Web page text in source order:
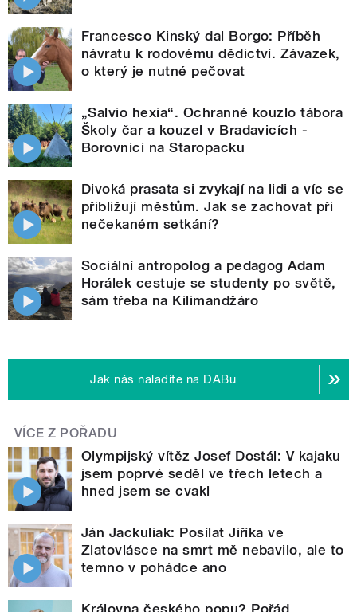
Francesco Kinský dal Borgo: Příběh
návratu k rodovému dědictví. Závazek,
o který je nutné pečovat
„Salvio hexia“. Ochranné kouzlo tábora
Školy čar a kouzel v Bradavicích -
Borovnici na Staropacku
Divoká prasata si zvykají na lidi a víc se
přibližují městům. Jak se zachovat při
nečekaném setkání?
Sociální antropolog a pedagog Adam
Horálek cestuje se studenty po světě,
sám třeba na Kilimandžáro
Jak nás naladíte na DABu
VÍCE Z POŘADU
Olympijský vítěz Josef Dostál: V kajaku
jsem poprvé seděl ve třech letech a
hned jsem se cvakl
Ján Jackuliak: Posílat Jiříka ve
Zlatovlásce na smrt mě nebavilo, ale to
temno v pohádce ano